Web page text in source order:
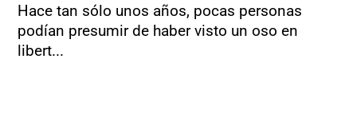
Hace tan sólo unos años, pocas personas
podían presumir de haber visto un oso en
libert...